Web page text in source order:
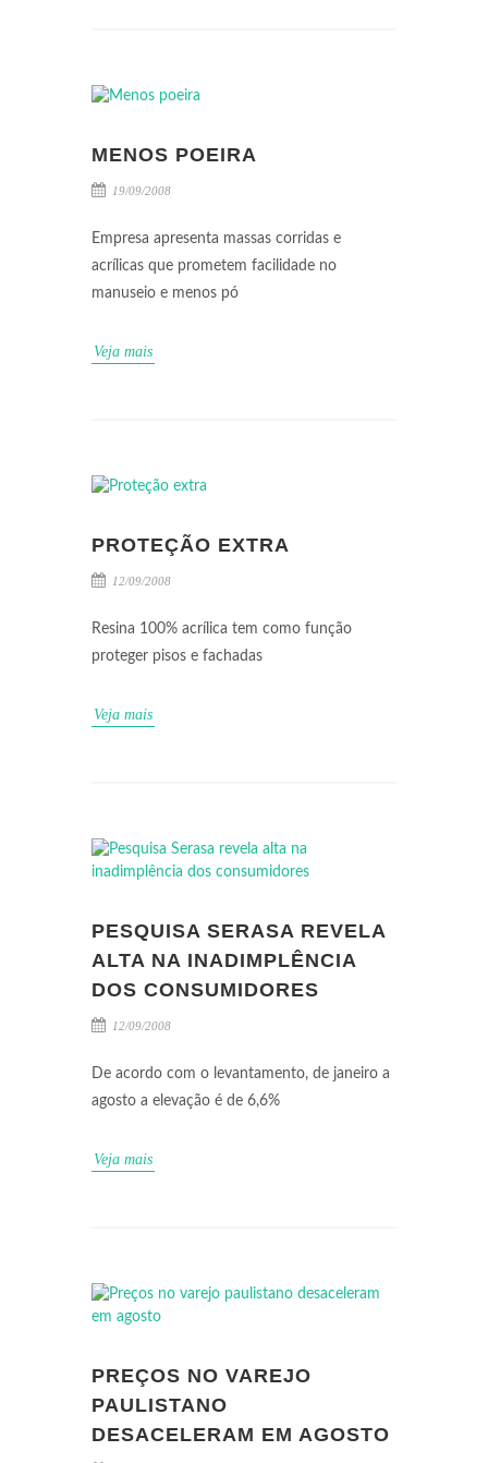
MENOS POEIRA
19/09/2008
Empresa apresenta massas corridas e
acrílicas que prometem facilidade no
manuseio e menos pó
Veja mais
PROTEÇÃO EXTRA
12/09/2008
Resina 100% acrílica tem como função
proteger pisos e fachadas
Veja mais
PESQUISA SERASA REVELA
ALTA NA INADIMPLÊNCIA
DOS CONSUMIDORES
12/09/2008
De acordo com o levantamento, de janeiro a
agosto a elevação é de 6,6%
Veja mais
PREÇOS NO VAREJO
PAULISTANO
DESACELERAM EM AGOSTO